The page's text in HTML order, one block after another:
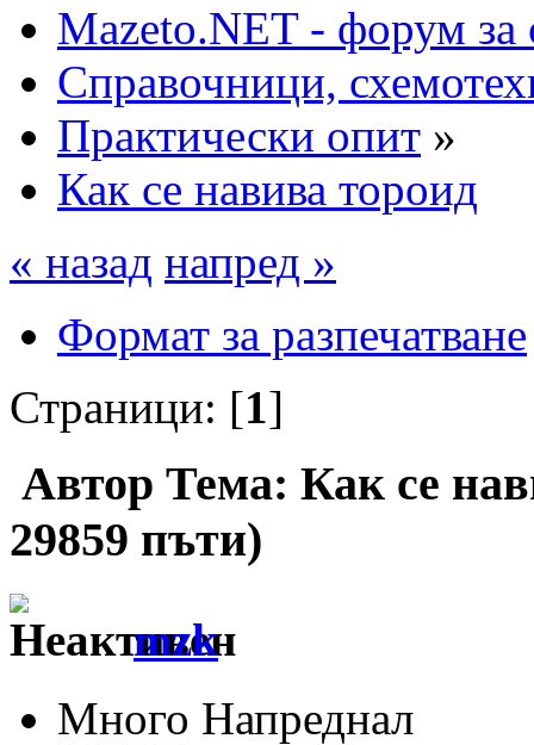
Mazeto.NET - форум за
Справочници,
Практически опит »
Как се навива тороид
« назад напред »
Формат за разпечатване
Страници: [1]
Автор Тема: Как се
29859 пъти)
mzk
Много Напреднал